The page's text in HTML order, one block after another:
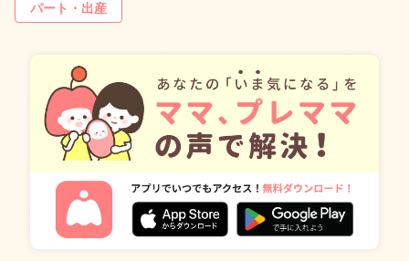
パート・出産